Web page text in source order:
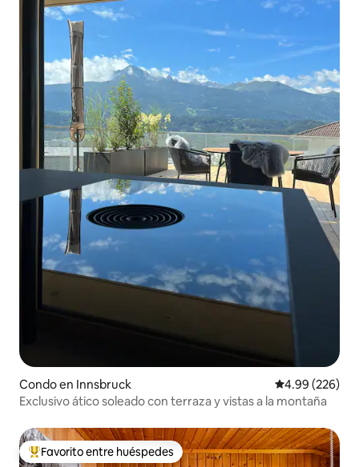
Condo en Innsbruck Calificación
4.99 (226)
Exclusivo ático soleado con terraza y vistas a la montaña
Favorito entre huéspedes preferido
Favorito entre huéspedes